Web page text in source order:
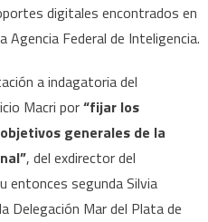
digitales encontrados en
Agencia Federal de Inteligencia.
a indagatoria del
Macri por“fijar los
generales de la
, del exdirector del
entonces segunda Silvia
Delegación Mar del Plata de